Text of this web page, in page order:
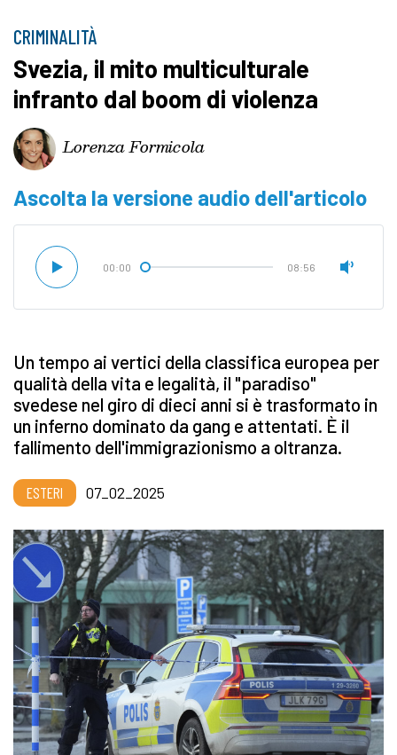
CRIMINALITÀ
Svezia, il mito multiculturale
infranto dal boom di violenza
Lorenza Formicola
Ascolta la versione audio dell'articolo
00:00 08:56
Un tempo ai vertici della classifica europea per
qualità della vita e legalità, il "paradiso"
svedese nel giro di dieci anni si è trasformato in
un inferno dominato da gang e attentati. È il
fallimento dell'immigrazionismo a oltranza.
ESTERI 07_02_2025